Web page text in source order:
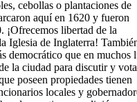
cebollas o plantaciones de
aquí en 1620 y fueron
¡Ofrecemos libertad de la
Iglesia de Inglaterra!
democrático que en muchos
la ciudad para discutir y
poseen propiedades tienen
locales y